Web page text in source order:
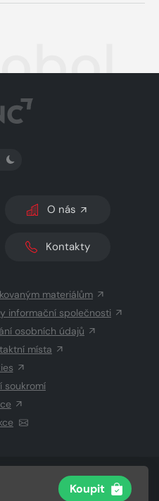
Koupit
PŘEPNOUT SVĚTLÝ/TMAVÝ REŽIM
O nás
Kontakty
materiálům
informační společnosti
osobních údajů
místa
soukromí
CENTER a.s.a dodavatelé